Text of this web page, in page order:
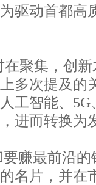
驱动首都高
在聚集，创
多次提及的
工智能、5G
进而转换为
赚最前沿
名片，并在